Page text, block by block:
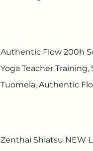
Authentic Flow 200h
Yoga Teacher Training,
Tuomela, Authentic
Zenthai Shiatsu NEW